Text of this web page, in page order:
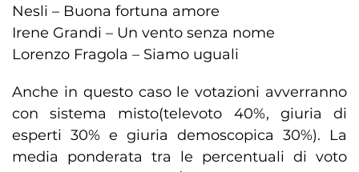
Nesli – Buona fortuna amore
Irene Grandi – Un vento senza nome
Lorenzo Fragola – Siamo uguali
Anche in questo caso le votazioni avverranno
con sistema misto(televoto 40%, giuria di
esperti 30% e giuria demoscopica 30%). La
media ponderata tra le percentuali di voto